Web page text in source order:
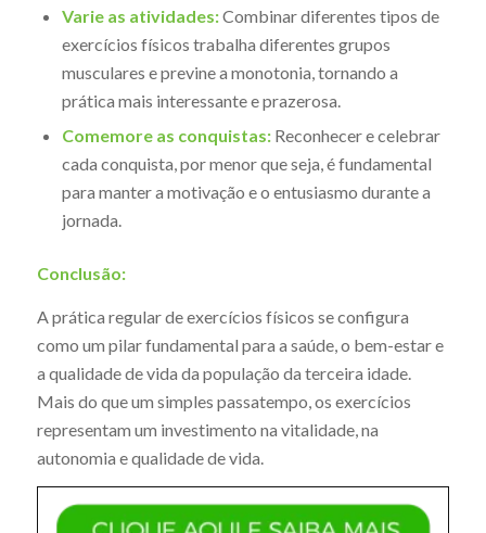
Varie as atividades:Combinar diferentes tipos de
exercícios físicos trabalha diferentes grupos
musculares e previne a monotonia, tornando a
prática mais interessante e prazerosa.
Comemore as conquistas:Reconhecer e celebrar
cada conquista, por menor que seja, é fundamental
para manter a motivação e o entusiasmo durante a
jornada.
Conclusão:
A prática regular de exercícios físicos se configura
como um pilar fundamental para a saúde, o bem-estar e
a qualidade de vida da população da terceira idade.
Mais do que um simples passatempo, os exercícios
representam um investimento na vitalidade, na
autonomia e qualidade de vida.